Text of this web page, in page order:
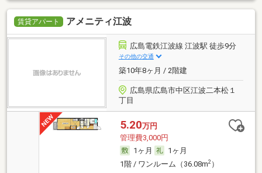
賃貸アパート アメニティ江波
広島電鉄江波線 江波駅 徒歩9分
その他の交通
築10年8ヶ月 / 2階建
広島県広島市中区江波二本松１
丁目
5.20万円
管理費3,000円
1ヶ月
1ヶ月
1階 / ワンルーム（36.08m2）